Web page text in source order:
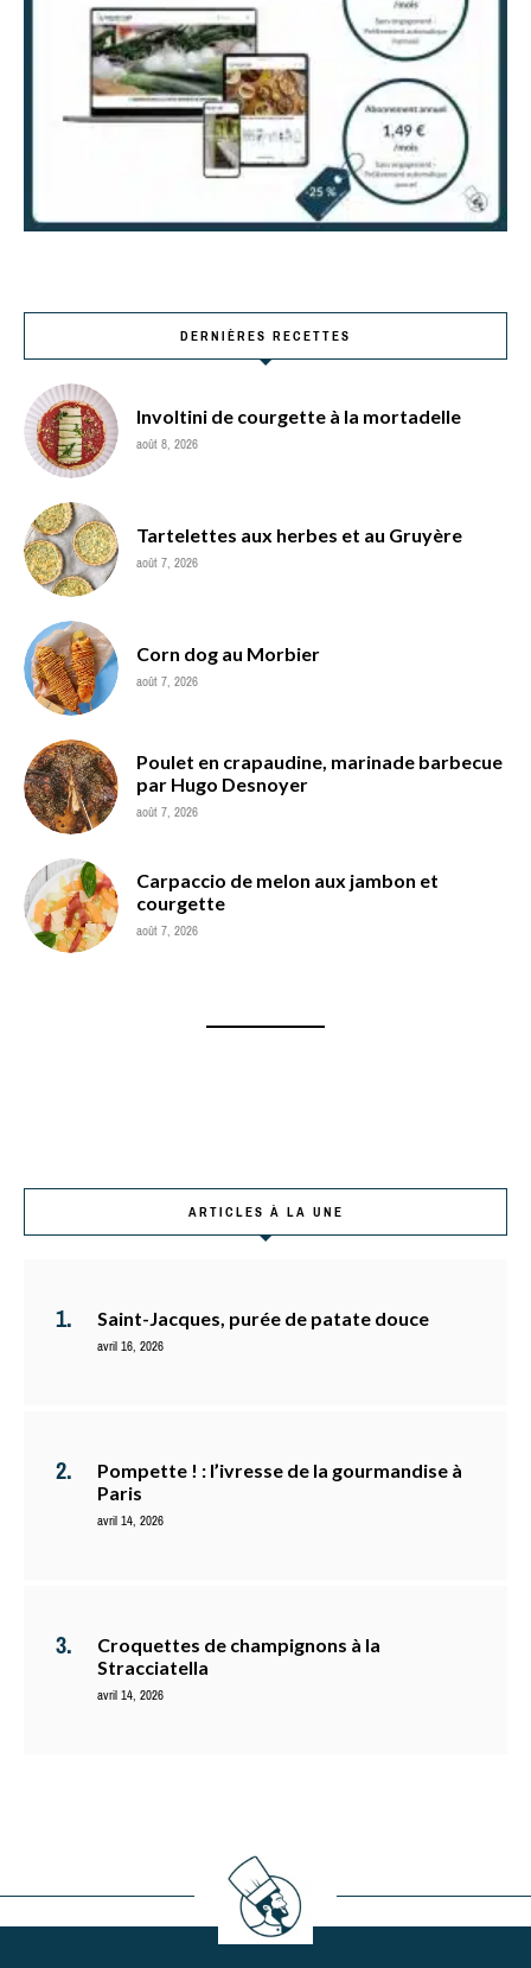
DERNIÈRES RECETTES
Involtini de courgette à la mortadelle
août 8, 2026
Tartelettes aux herbes et au Gruyère
août 7, 2026
Corn dog au Morbier
août 7, 2026
Poulet en crapaudine, marinade barbecue
par Hugo Desnoyer
août 7, 2026
Carpaccio de melon aux jambon et
courgette
août 7, 2026
ARTICLES À LA UNE
Saint-Jacques, purée de patate douce
avril 16, 2026
Pompette ! : l’ivresse de la gourmandise à
Paris
avril 14, 2026
Croquettes de champignons à la
Stracciatella
avril 14, 2026